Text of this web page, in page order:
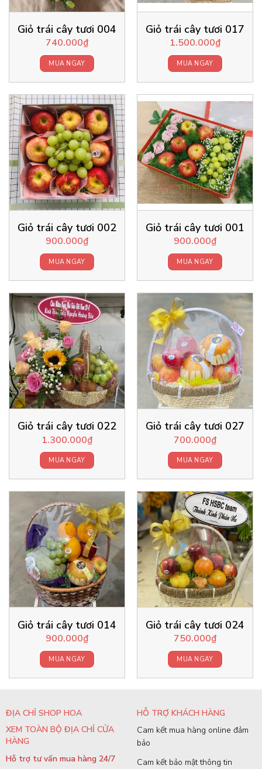
Giỏ trái cây tươi 004
740.000₫
MUA NGAY
Giỏ trái cây tươi 017
1.500.000₫
MUA NGAY
Giỏ trái cây tươi 002
900.000₫
MUA NGAY
Giỏ trái cây tươi 001
900.000₫
MUA NGAY
Giỏ trái cây tươi 022
1.300.000₫
MUA NGAY
Giỏ trái cây tươi 027
700.000₫
MUA NGAY
Giỏ trái cây tươi 014
900.000₫
MUA NGAY
Giỏ trái cây tươi 024
750.000₫
MUA NGAY
ĐỊA CHỈ SHOP HOA
XEM TOÀN BỘ ĐỊA CHỈ CỬA
HÀNG
Hỗ trợ tư vấn mua hàng 24/7
HỖ TRỢ KHÁCH HÀNG
Cam kết mua hàng online đảm
bảo
Cam kết bảo mật thông tin